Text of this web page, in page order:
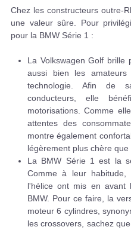
Chez les constructeurs outre-
une valeur sûre. Pour
pour la BMW Série 1 :
La Volkswagen Golf brille
aussi bien les
technologie. Afin de
conducteurs, elle
motorisations. Comme
attentes des
montre également
légèrement plus chère
La BMW Série 1 est la
Comme à leur
l'hélice ont mis en avant
BMW. Pour ce faire, la
moteur 6 cylindres,
les crossovers, sachez que